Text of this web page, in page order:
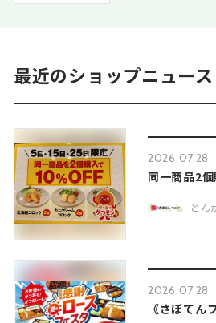
最近のショップニュース
2026.07.28
同一商品2
とん
2026.07.28
《さぼてん